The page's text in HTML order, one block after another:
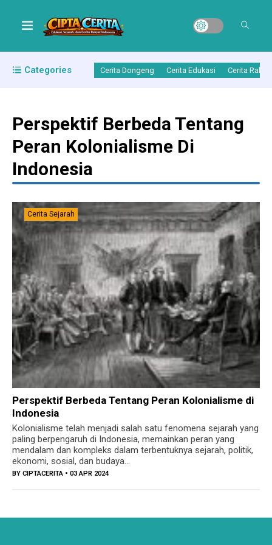
Categories Cerita Dongeng Cerita Edukasi Cerita Rakyat
Perspektif Berbeda Tentang
Peran Kolonialisme Di
Indonesia
Cerita Sejarah
Perspektif Berbeda Tentang Peran Kolonialisme di
Indonesia
Kolonialisme telah menjadi salah satu fenomena sejarah yang
paling berpengaruh di Indonesia, memainkan peran yang
mendalam dan kompleks dalam terbentuknya sejarah, politik,
ekonomi, sosial, dan budaya...
BY CIPTACERITA • 03 APR 2024